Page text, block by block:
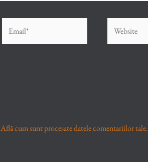
Află cum sunt procesate datele comentariilor tale.